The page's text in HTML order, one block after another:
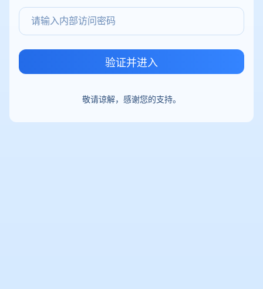
验证并进入
敬请谅解，感谢您的支持。